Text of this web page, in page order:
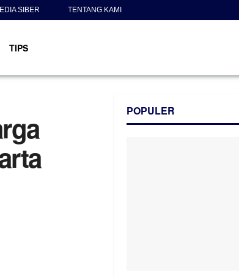
SIBER TENTANG KAMI
TIPS
POPULER